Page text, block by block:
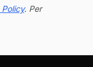
Policy. Per